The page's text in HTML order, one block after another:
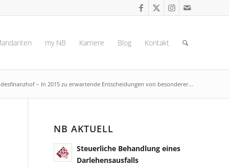
my NB Karriere Blog Kontakt
– In 2015 zu erwartende Entscheidungen von besonderer...
NB AKTUELL
Steuerliche Behandlung eines
Darlehensausfalls